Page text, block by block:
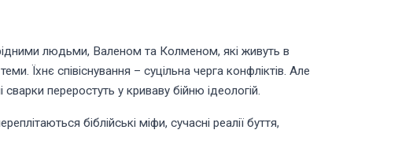
людьми, Валеном та Колменом, які живуть в
Їхнє співіснування – суцільна черга конфліктів. Але
переростуть у криваву бійню ідеологій.
біблійські міфи, сучасні реалії буття,